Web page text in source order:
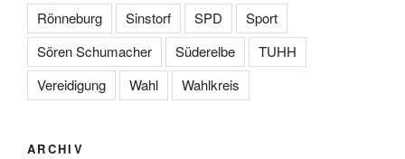
Rönneburg
Sinstorf SPD
Sport
Sören Schumacher
Süderelbe
TUHH
Vereidigung
Wahl Wahlkreis
ARCHIV